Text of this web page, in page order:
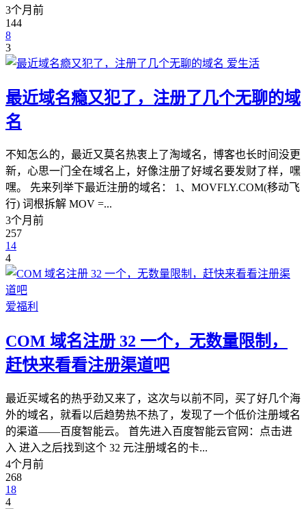
3个月前
144
8
3
爱生活
最近域名瘾又犯了，注册了几个无聊的域
名
不知怎么的，最近又莫名热衷上了淘域名，博客也长时间没更
新，心思一门全在域名上，好像注册了好域名要发财了样，嘿
嘿。 先来列举下最近注册的域名： 1、MOVFLY.COM(移动飞
行) 词根拆解 MOV =...
3个月前
257
14
4
爱福利
COM 域名注册 32 一个，无数量限制，
赶快来看看注册渠道吧
最近买域名的热乎劲又来了，这次与以前不同，买了好几个海
外的域名，就看以后趋势热不热了，发现了一个低价注册域名
的渠道——百度智能云。 首先进入百度智能云官网：点击进
入 进入之后找到这个 32 元注册域名的卡...
4个月前
268
18
4